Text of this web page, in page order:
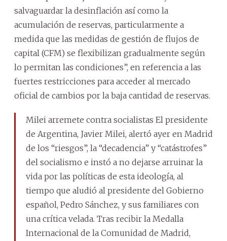
salvaguardar la desinflación así como la
acumulación de reservas, particularmente a
medida que las medidas de gestión de flujos de
capital (CFM) se flexibilizan gradualmente según
lo permitan las condiciones”, en referencia a las
fuertes restricciones para acceder al mercado
oficial de cambios por la baja cantidad de reservas.
Milei arremete contra socialistas El presidente
de Argentina, Javier Milei, alertó ayer en Madrid
de los “riesgos”, la “decadencia” y “catástrofes”
del socialismo e instó a no dejarse arruinar la
vida por las políticas de esta ideología, al
tiempo que aludió al presidente del Gobierno
español, Pedro Sánchez, y sus familiares con
una crítica velada. Tras recibir la Medalla
Internacional de la Comunidad de Madrid,